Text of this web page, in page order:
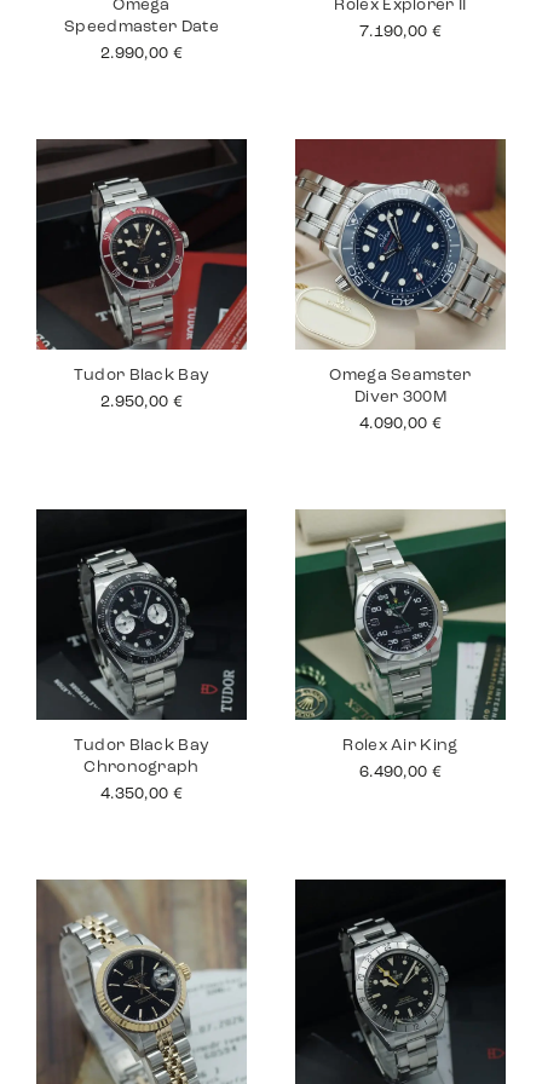
Omega
Speedmaster Date
2.990,00 €
Rolex Explorer II
7.190,00 €
Tudor Black Bay
2.950,00 €
Omega Seamster
Diver 300M
4.090,00 €
Tudor Black Bay
Chronograph
4.350,00 €
Rolex Air King
6.490,00 €